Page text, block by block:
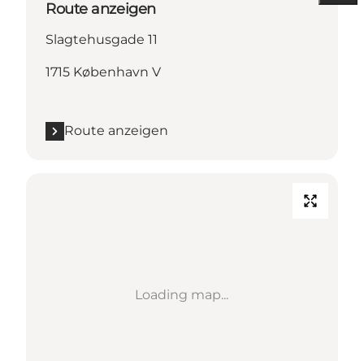
Route anzeigen
Slagtehusgade 11
1715 København V
Route anzeigen
Loading map...